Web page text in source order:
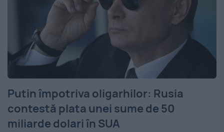
Putin împotriva oligarhilor: Rusia
contestă plata unei sume de 50
miliarde dolari în SUA